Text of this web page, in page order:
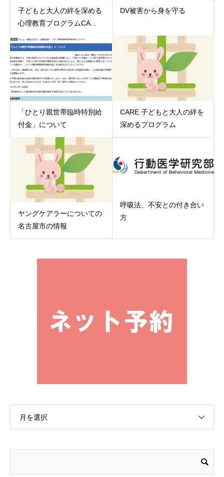
子どもと大人の絆を深める
心理教育プログラムCA...
DV被害から身を守る
「ひとり親世帯臨時特別給
付金」について
CARE 子どもと大人の絆を
深めるプログラム
ヤングケアラーについての
名古屋市の情報
呼吸法、不安との付き合い
方
月を選択